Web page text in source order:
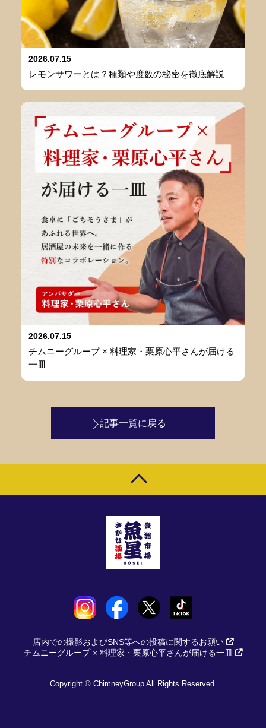
2026.07.15
レモンサワーとは？種類や度数の秘密を徹底解説
2026.07.15
チムニーグループ × 料理家・栗原心平さんが届ける
一皿
記事一覧に戻る
店内での撮影およびSNS等への投稿に関するお願い
チムニーグループ × 料理家・栗原心平さんが届ける一皿
Copyright © ChimneyGroup All Rights Reserved.